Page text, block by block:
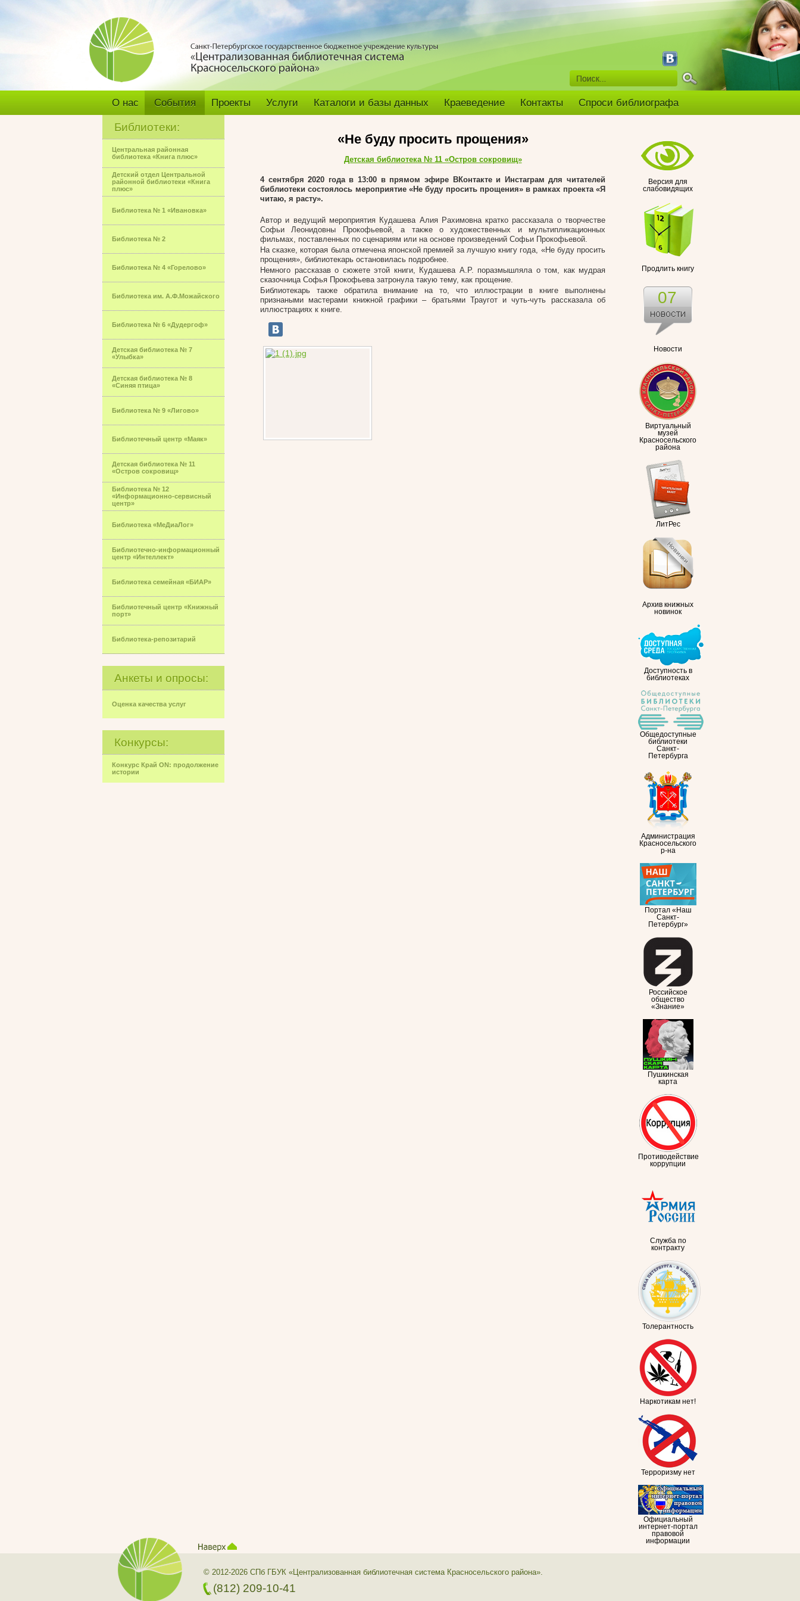
О нас События Проекты Услуги Каталоги и базы данных Краеведение Контакты Спроси библиографа
Библиотеки:
Центральная районная
библиотека «Книга плюс»
Детский отдел Центральной
районной библиотеки «Книга
плюс»
Библиотека № 1 «Ивановка»
Библиотека № 2
Библиотека № 4 «Горелово»
Библиотека им. А.Ф.Можайского
Библиотека № 6 «Дудергоф»
Детская библиотека № 7
«Улыбка»
Детская библиотека № 8
«Синяя птица»
Библиотека № 9 «Лигово»
Библиотечный центр «Маяк»
Детская библиотека № 11
«Остров сокровищ»
Библиотека № 12
«Информационно-сервисный
центр»
Библиотека «МеДиаЛог»
Библиотечно-информационный
центр «Интеллект»
Библиотека семейная «БИАР»
Библиотечный центр «Книжный
порт»
Библиотека-репозитарий
Анкеты и опросы:
Оценка качества услуг
Конкурсы:
Конкурс Край ON: продолжение
истории
Версия для
слабовидящих
Продлить книгу
Новости
07
Виртуальный
музей
Красносельского
района
ЛитРес
Архив книжных
новинок
Доступность в
библиотеках
Общедоступные
библиотеки
Санкт-
Петербурга
Администрация
Красносельского
р-на
Портал «Наш
Санкт-
Петербург»
Российское
общество
«Знание»
Пушкинская
карта
Противодействие
коррупции
Служба по
контракту
Толерантность
Наркотикам нет!
Терроризму нет
Официальный
интернет-портал
правовой
информации
«Не буду просить прощения»
Детская библиотека № 11 «Остров сокровищ»
4 сентября 2020 года в 13:00 в прямом эфире ВКонтакте и Инстаграм для читателей
библиотеки состоялось мероприятие «Не буду просить прощения» в рамках проекта «Я
читаю, я расту».
Автор и ведущий мероприятия Кудашева Алия Рахимовна кратко рассказала о творчестве
Софьи Леонидовны Прокофьевой, а также о художественных и мультипликационных
фильмах, поставленных по сценариям или на основе произведений Софьи Прокофьевой.
На сказке, которая была отмечена японской премией за лучшую книгу года, «Не буду просить
прощения», библиотекарь остановилась подробнее.
Немного рассказав о сюжете этой книги, Кудашева А.Р. поразмышляла о том, как мудрая
сказочница Софья Прокофьева затронула такую тему, как прощение.
Библиотекарь также обратила внимание на то, что иллюстрации в книге выполнены
признаными мастерами книжной графики – братьями Траугот и чуть-чуть рассказала об
иллюстрациях к книге.
© 2012-2026 СПб ГБУК «Централизованная библиотечная система Красносельского района».
(812) 209-10-41